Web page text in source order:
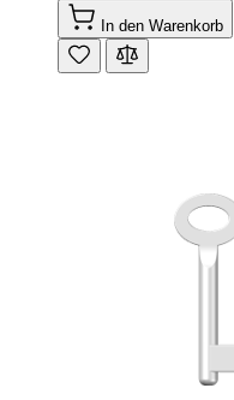
In den Warenkorb